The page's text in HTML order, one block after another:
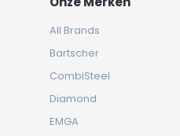
All Brands
Bartscher
CombiSteel
Diamond
EMGA